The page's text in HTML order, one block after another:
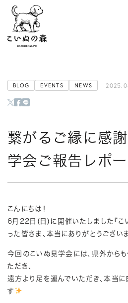
BLOG EVENTS NEWS
繋がるご縁に感謝
学会ご報告レポー
こんにちは！
6月22日(日)に開催いたしました『こ
った皆さま、本当にありがとうござい
今回のこいぬ見学会には、県外から
ただき、
遠方より足を運んでいただき、本当
す